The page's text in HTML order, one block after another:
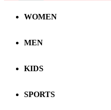
WOMEN
MEN
KIDS
SPORTS